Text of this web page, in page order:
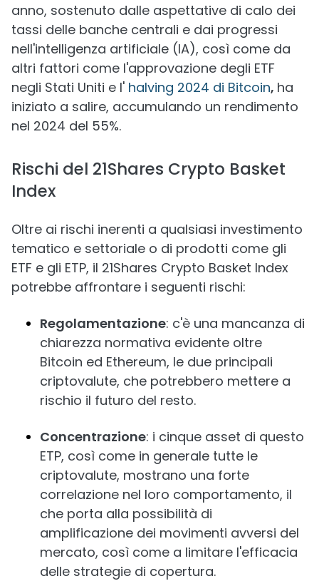
anno, sostenuto dalle aspettative di calo dei
tassi delle banche centrali e dai progressi
nell'intelligenza artificiale (IA), così come da
altri fattori come l'approvazione degli ETF
negli Stati Uniti e l' halving 2024 di Bitcoin, ha
iniziato a salire, accumulando un rendimento
nel 2024 del 55%.
Rischi del 21Shares Crypto Basket
Index
Oltre ai rischi inerenti a qualsiasi investimento
tematico e settoriale o di prodotti come gli
ETF e gli ETP, il 21Shares Crypto Basket Index
potrebbe affrontare i seguenti rischi:
Regolamentazione: c'è una mancanza di
chiarezza normativa evidente oltre
Bitcoin ed Ethereum, le due principali
criptovalute, che potrebbero mettere a
rischio il futuro del resto.
Concentrazione: i cinque asset di questo
ETP, così come in generale tutte le
criptovalute, mostrano una forte
correlazione nel loro comportamento, il
che porta alla possibilità di
amplificazione dei movimenti avversi del
mercato, così come a limitare l'efficacia
delle strategie di copertura.